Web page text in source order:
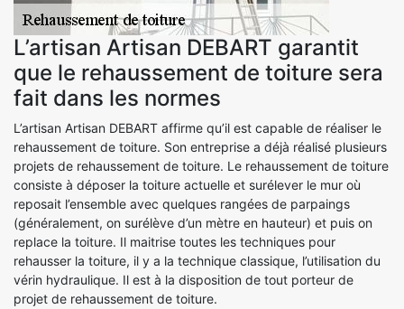
L’artisan Artisan DEBART garantit
que le rehaussement de toiture sera
fait dans les normes
L’artisan Artisan DEBART affirme qu’il est capable de réaliser le
rehaussement de toiture. Son entreprise a déjà réalisé plusieurs
projets de rehaussement de toiture. Le rehaussement de toiture
consiste à déposer la toiture actuelle et surélever le mur où
reposait l’ensemble avec quelques rangées de parpaings
(généralement, on surélève d’un mètre en hauteur) et puis on
replace la toiture. Il maitrise toutes les techniques pour
rehausser la toiture, il y a la technique classique, l’utilisation du
vérin hydraulique. Il est à la disposition de tout porteur de
projet de rehaussement de toiture.